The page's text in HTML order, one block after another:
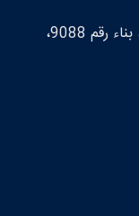
أونتاريو، ريتشموند هيل، شارع يونغ، بناء رقم 9088،